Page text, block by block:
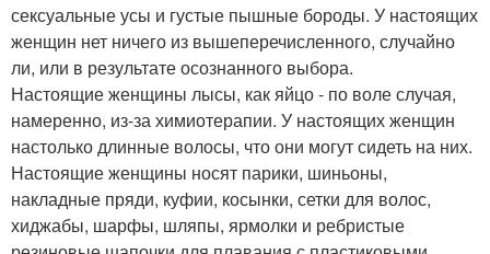
сексуальные усы и густые пышные бороды. У настоящих
женщин нет ничего из вышеперечисленного, случайно
ли, или в результате осознанного выбора.
Настоящие женщины лысы, как яйцо - по воле случая,
намеренно, из-за химиотерапии. У настоящих женщин
настолько длинные волосы, что они могут сидеть на них.
Настоящие женщины носят парики, шиньоны,
накладные пряди, куфии, косынки, сетки для волос,
хиджабы, шарфы, шляпы, ярмолки и ребристые